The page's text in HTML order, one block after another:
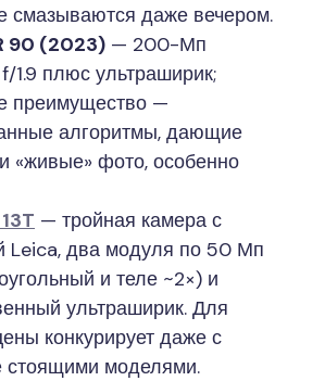
смазываются даже вечером.
90 (2023) — 200-Мп
1.9 плюс ультраширик;
преимущество —
алгоритмы, дающие
«живые» фото, особенно
— тройная камера с
Leica, два модуля по 50 Мп
и теле ~2×) и
ультраширик. Для
конкурирует даже с
стоящими моделями.